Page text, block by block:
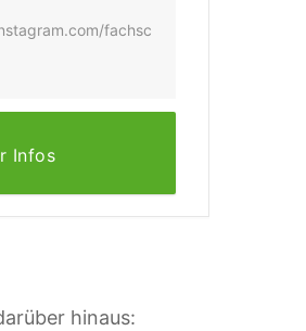
fachsc
Infos
hinaus: